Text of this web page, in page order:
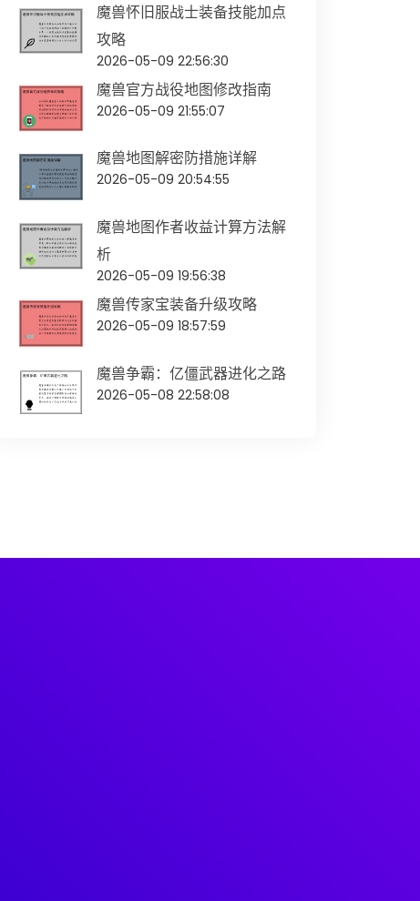
魔兽怀旧服战士装备技能加点
攻略
2026-05-09 22:56:30
魔兽官方战役地图修改指南
2026-05-09 21:55:07
魔兽地图解密防措施详解
2026-05-09 20:54:55
魔兽地图作者收益计算方法解
析
2026-05-09 19:56:38
魔兽传家宝装备升级攻略
2026-05-09 18:57:59
魔兽争霸：亿僵武器进化之路
2026-05-08 22:58:08